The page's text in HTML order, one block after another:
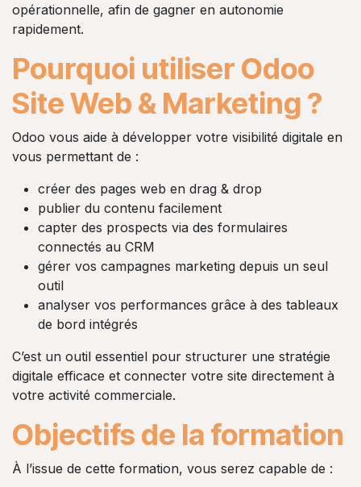
opérationnelle, afin de gagner en autonomie
rapidement.
Pourquoi utiliser Odoo
Site Web & Marketing ?
Odoo vous aide à développer votre visibilité digitale en
vous permettant de :
créer des pages web en drag & drop
publier du contenu facilement
capter des prospects via des formulaires
connectés au CRM
gérer vos campagnes marketing depuis un seul
outil
analyser vos performances grâce à des tableaux
de bord intégrés
C’est un outil essentiel pour structurer une stratégie
digitale efficace et connecter votre site directement à
votre activité commerciale.
Objectifs de la formation
À l’issue de cette formation, vous serez capable de :